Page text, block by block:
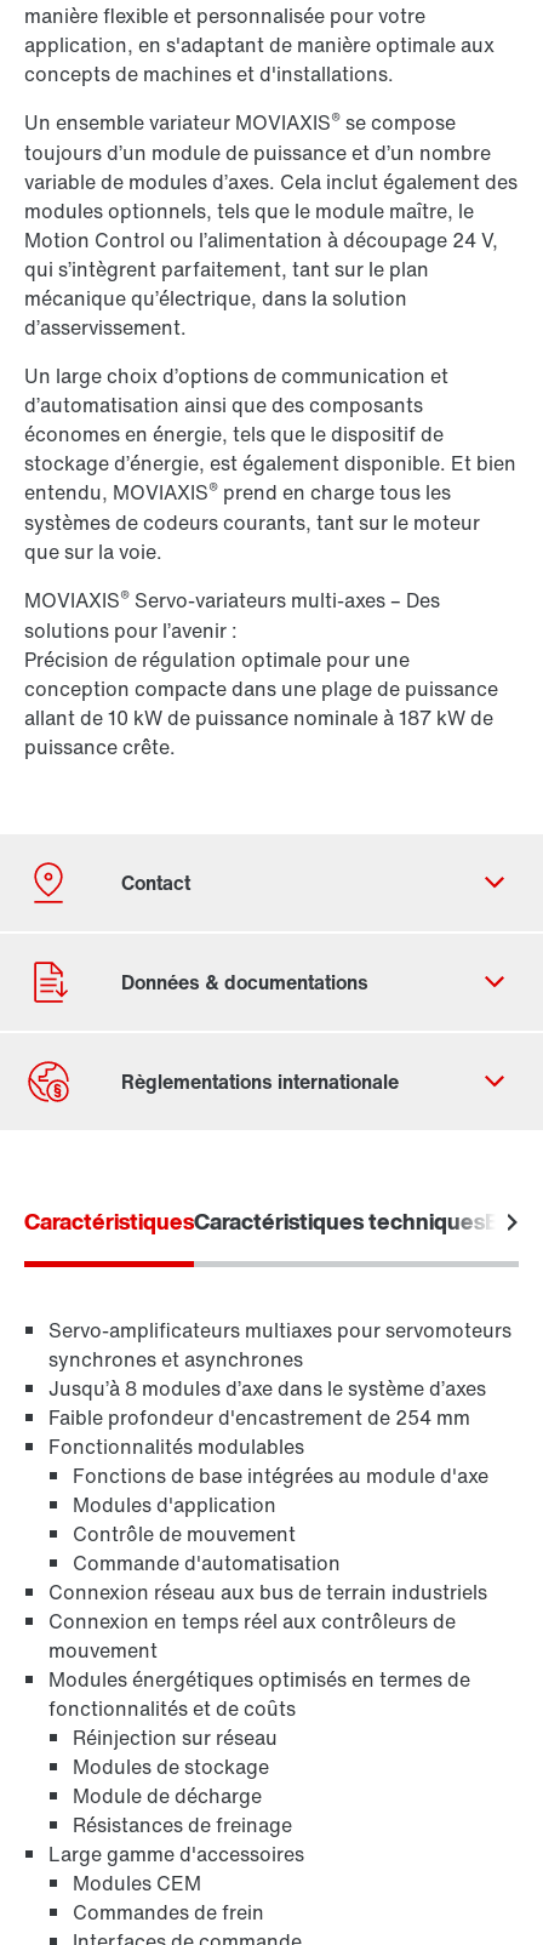
manière flexible et personnalisée pour votre
application, en s'adaptant de manière optimale aux
concepts de machines et d'installations.
Un ensemble variateur MOVIAXIS® se compose
toujours d’un module de puissance et d’un nombre
variable de modules d’axes. Cela inclut également des
modules optionnels, tels que le module maître, le
Motion Control ou l’alimentation à découpage 24 V,
qui s’intègrent parfaitement, tant sur le plan
mécanique qu’électrique, dans la solution
d’asservissement.
Un large choix d’options de communication et
d’automatisation ainsi que des composants
économes en énergie, tels que le dispositif de
stockage d’énergie, est également disponible. Et bien
entendu, MOVIAXIS® prend en charge tous les
systèmes de codeurs courants, tant sur le moteur
que sur la voie.
MOVIAXIS® Servo-variateurs multi-axes – Des
solutions pour l’avenir :
Précision de régulation optimale pour une
conception compacte dans une plage de puissance
allant de 10 kW de puissance nominale à 187 kW de
puissance crête.
Communication industrielle
systèmes de pilotage
CaractéristiquesCaractéristiques techniques
Servo-amplificateurs multiaxes pour servomoteurs
synchrones et asynchrones
Jusqu’à 8 modules d’axe dans le système d’axes
Faible profondeur d'encastrement de 254 mm
Fonctionnalités modulables
Fonctions de base intégrées au module d'axe
Modules d'application
Contrôle de mouvement
Commande d'automatisation
Connexion réseau aux bus de terrain industriels
Connexion en temps réel aux contrôleurs de
mouvement
Modules énergétiques optimisés en termes de
fonctionnalités et de coûts
Réinjection sur réseau
Modules de stockage
Module de décharge
Résistances de freinage
Large gamme d'accessoires
Modules CEM
Commandes de frein